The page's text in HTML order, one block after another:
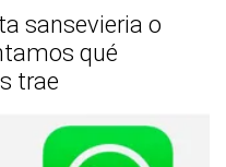
sansevieria o
qué
trae